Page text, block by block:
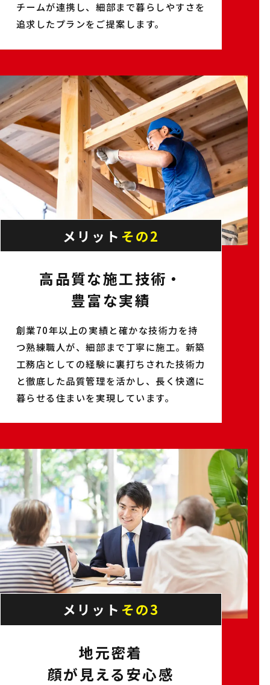
チームが連携し、細部まで暮らしやすさを
追求したプランをご提案します。
メリット その2
高品質な施工技術・
豊富な実績
創業70年以上の実績と確かな技術力を持
つ熟練職人が、細部まで丁寧に施工。新築
工務店としての経験に裏打ちされた技術力
と徹底した品質管理を活かし、長く快適に
暮らせる住まいを実現しています。
メリット その3
地元密着
顔が見える安心感